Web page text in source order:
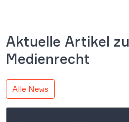
Aktuelle Artikel
Medienrecht
Alle News